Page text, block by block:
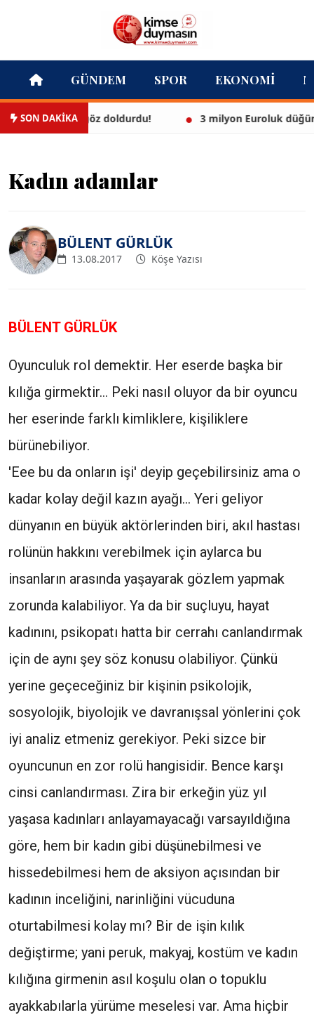
GÜNDEM SPOR EKONOMI
SON DAKİKAgöz doldurdu! 3 milyon Euroluk düğünle
Kadın adamlar
BÜLENT GÜRLÜK
13.08.2017 Köşe Yazısı
BÜLENT GÜRLÜK
Oyunculuk rol demektir. Her eserde başka bir
kılığa girmektir... Peki nasıl oluyor da bir oyuncu
her eserinde farklı kimliklere, kişiliklere
bürünebiliyor.
'Eee bu da onların işi' deyip geçebilirsiniz ama o
kadar kolay değil kazın ayağı... Yeri geliyor
dünyanın en büyük aktörlerinden biri, akıl hastası
rolünün hakkını verebilmek için aylarca bu
insanların arasında yaşayarak gözlem yapmak
zorunda kalabiliyor. Ya da bir suçluyu, hayat
kadınını, psikopatı hatta bir cerrahı canlandırmak
için de aynı şey söz konusu olabiliyor. Çünkü
yerine geçeceğiniz bir kişinin psikolojik,
sosyolojik, biyolojik ve davranışsal yönlerini çok
iyi analiz etmeniz gerekiyor. Peki sizce bir
oyuncunun en zor rolü hangisidir. Bence karşı
cinsi canlandırması. Zira bir erkeğin yüz yıl
yaşasa kadınları anlayamayacağı varsayıldığına
göre, hem bir kadın gibi düşünebilmesi ve
hissedebilmesi hem de aksiyon açısından bir
kadının inceliğini, narinliğini vücuduna
oturtabilmesi kolay mı? Bir de işin kılık
değiştirme; yani peruk, makyaj, kostüm ve kadın
kılığına girmenin asıl koşulu olan o topuklu
ayakkabılarla yürüme meselesi var. Ama hiçbir